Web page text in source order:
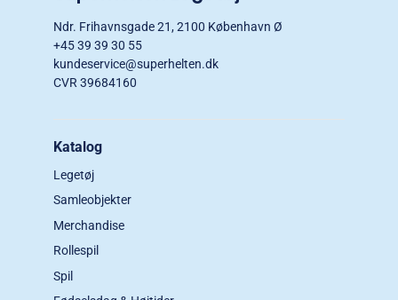
Ndr. Frihavnsgade 21, 2100 København Ø
+45 39 39 30 55
kundeservice@superhelten.dk
CVR 39684160
Katalog
Legetøj
Samleobjekter
Merchandise
Rollespil
Spil